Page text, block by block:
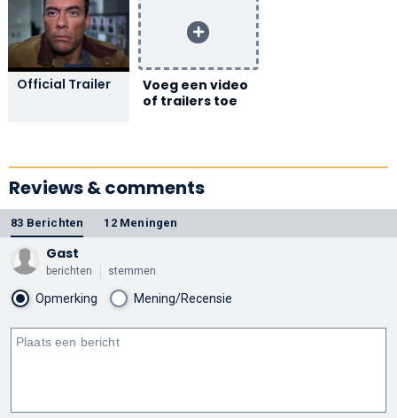
Official Trailer
Voeg een video
of trailers toe
Reviews & comments
83 Berichten 12 Meningen
Gast
berichten stemmen
Opmerking Mening/Recensie